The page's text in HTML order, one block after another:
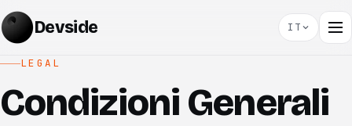
Devside IT
LEGAL
Condizioni Generali